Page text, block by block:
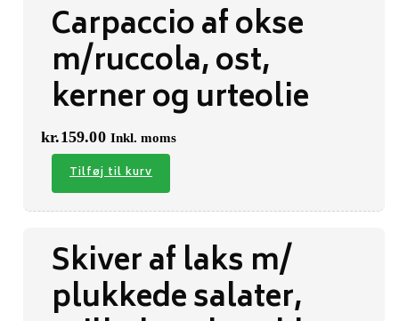
Carpaccio af okse
m/ruccola, ost,
kerner og urteolie
kr.159.00 Inkl. moms
Tilføj til kurv
Skiver af laks m/
plukkede salater,